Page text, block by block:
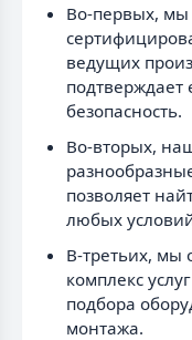
Во-первых, мы
ведущих
подтверждает
безопасность.
Во-вторых,
позволяет
любых
В-третьих, мы
комплекс
подбора
монтажа.